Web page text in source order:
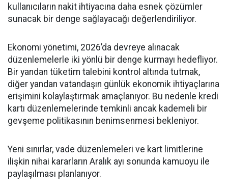
kullanıcıların nakit ihtiyacına daha esnek çözümler
sunacak bir denge sağlayacağı değerlendiriliyor.
Ekonomi yönetimi, 2026’da devreye alınacak
düzenlemelerle iki yönlü bir denge kurmayı hedefliyor.
Bir yandan tüketim talebini kontrol altında tutmak,
diğer yandan vatandaşın günlük ekonomik ihtiyaçlarına
erişimini kolaylaştırmak amaçlanıyor. Bu nedenle kredi
kartı düzenlemelerinde temkinli ancak kademeli bir
gevşeme politikasının benimsenmesi bekleniyor.
Yeni sınırlar, vade düzenlemeleri ve kart limitlerine
ilişkin nihai kararların Aralık ayı sonunda kamuoyu ile
paylaşılması planlanıyor.